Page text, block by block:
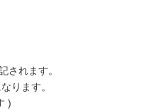
されます。
ります。
)